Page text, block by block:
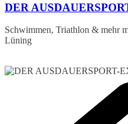
DER
Schwimmen, Triathlon & mehr
Lüning